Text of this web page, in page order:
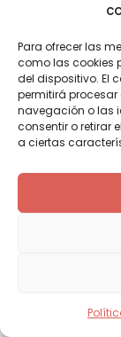
Para ofrecer las
como las cookies
del dispositivo. El
permitirá
navegación o las
consentir o retirar
a ciertas
Bares
No hay nada